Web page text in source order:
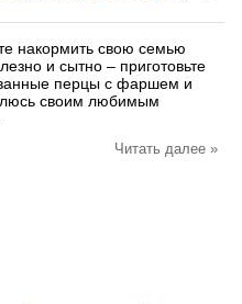
накормить свою семью
и сытно – приготовьте
перцы с фаршем и
своим любимым
Читать далее »